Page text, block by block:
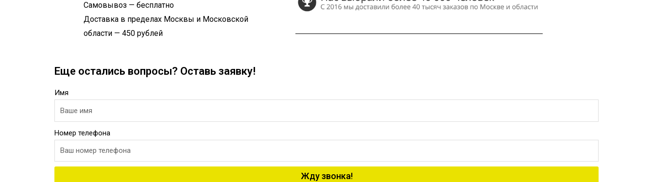
Самовывоз — бесплатно
Доставка в пределах Москвы и Московской
области — 450 рублей
Еще остались вопросы? Оставь заявку!
Имя
Номер телефона
Жду звонка!